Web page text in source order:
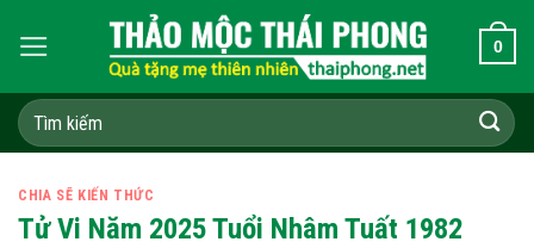
0
Tìm
kiếm:
CHIA SẼ KIẾN THỨC
Tử Vi Năm 2025 Tuổi Nhâm Tuất 1982